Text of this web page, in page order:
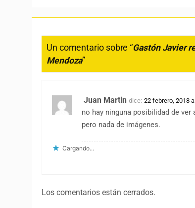
Un comentario sobre “Gastón Javier
Mendoza”
Juan Martin dice: 22 febrero, 2018
no hay ninguna posibilidad de
pero nada de imágenes.
Cargando...
Los comentarios están cerrados.